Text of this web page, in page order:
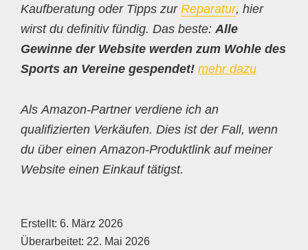
Kaufberatung oder Tipps zur Reparatur, hier
wirst du definitiv fündig. Das beste: Alle
Gewinne der Website werden zum Wohle des
Sports an Vereine gespendet! mehr dazu
Als Amazon-Partner verdiene ich an
qualifizierten Verkäufen. Dies ist der Fall, wenn
du über einen Amazon-Produktlink auf meiner
Website einen Einkauf tätigst.
Erstellt: 6. März 2026
Überarbeitet: 22. Mai 2026